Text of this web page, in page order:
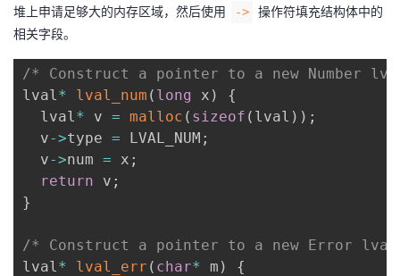
堆上申请足够大的内存区域，然后使用 ->
操作符填充结构体中的
相关字段。
/* Construct a pointer to a new Number
lval* lval_num ( long x )
{
  lval
* v = malloc ( sizeof ( lval ) ) ;
  v
->type = LVAL_NUM ;
  v
->num = x ;
return v ;
}
/* Construct a pointer to a new Error
lval* lval_err ( char* m )
{